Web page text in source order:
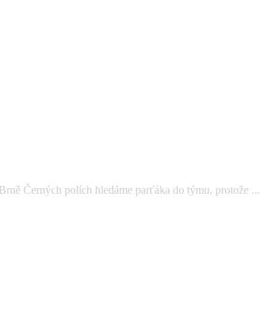
Černých polích hledáme parťáka do týmu, protože ...